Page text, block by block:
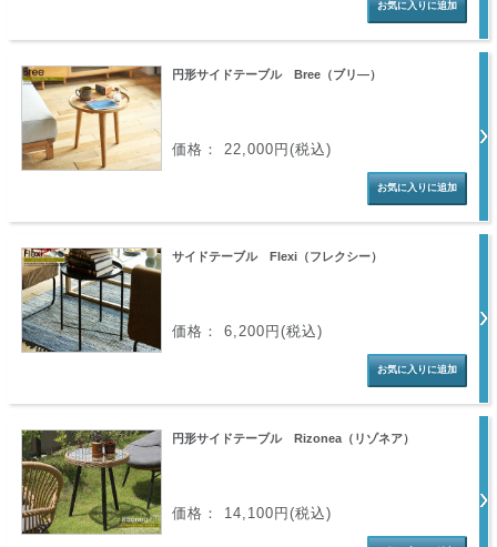
円形サイドテーブル Bree（ブリ―）
価格： 22,000円(税込)
サイドテーブル Flexi（フレクシー）
価格： 6,200円(税込)
円形サイドテーブル Rizonea（リゾネア）
価格： 14,100円(税込)